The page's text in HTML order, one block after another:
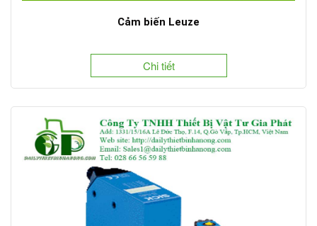
Cảm biến Leuze
Chi tiết